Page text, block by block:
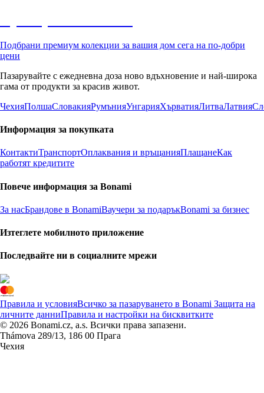
Подбрани премиум колекции за вашия дом сега на по-добри
цени
Пазарувайте с ежедневна доза ново вдъхновение и най-широка
гама от продукти за красив живот.
ЧехияПолшаСловакияРумънияУнгарияХърватияЛитваЛатвия
Информация за покупката
КонтактиТранспортОплаквания и връщанияПлащанеКак
работят кредитите
Повече информация за Bonami
За насБрандове в BonamiВаучери за подаръкBonami за бизнес
Изтеглете мобилното приложение
Последвайте ни в социалните мрежи
Правила и условияВсичко за пазаруването в Bonami Защита на
личните данниПравила и настройки на бисквитките
© 2026 Bonami.cz, a.s. Всички права запазени.
Thámova 289/13, 186 00 Прага
Чехия